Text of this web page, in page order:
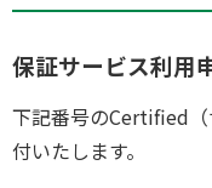
保証サービス利用
下記番号のCertified（
付いたします。